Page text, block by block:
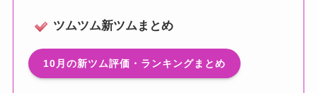
ツムツム新ツムまとめ
10月の新ツム評価・ランキングまとめ